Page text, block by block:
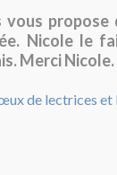
vous
Nicole le
Merci Nicole.